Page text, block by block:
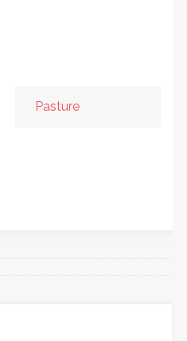
Pasture